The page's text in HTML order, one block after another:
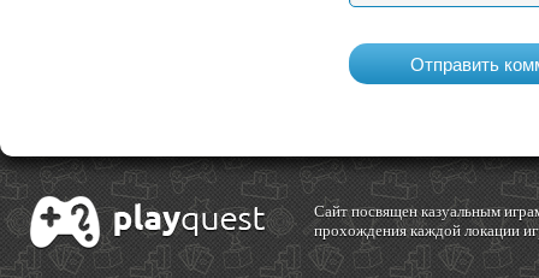
Cайт посвящен казуальным
прохождения каждой локации